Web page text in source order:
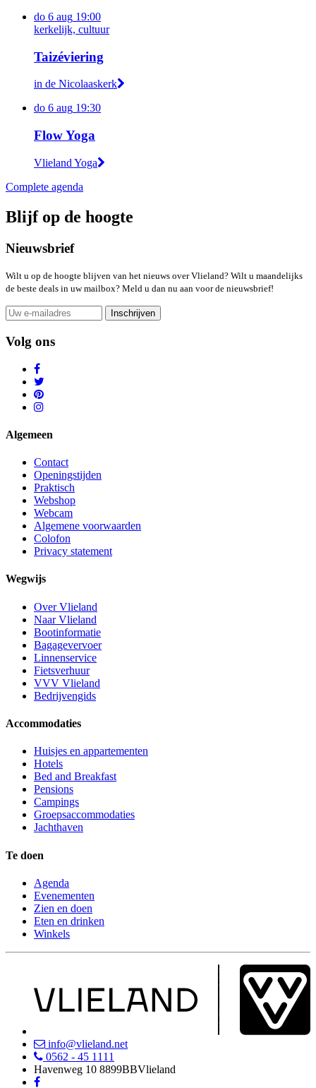
do 6 aug 19:00
kerkelijk, cultuur
Taizéviering
in de Nicolaaskerk
do 6 aug 19:30
Flow Yoga
Vlieland Yoga
Complete agenda
Blijf op de hoogte
Nieuwsbrief
Wilt u op de hoogte blijven van het nieuws over Vlieland? Wilt u maandelijks
de beste deals in uw mailbox? Meld u dan nu aan voor de nieuwsbrief!
Inschrijven
Volg ons
Algemeen
Contact
Openingstijden
Praktisch
Webshop
Webcam
Algemene voorwaarden
Colofon
Privacy statement
Wegwijs
Over Vlieland
Naar Vlieland
Bootinformatie
Bagagevervoer
Linnenservice
Fietsverhuur
VVV Vlieland
Bedrijvengids
Accommodaties
Huisjes en appartementen
Hotels
Bed and Breakfast
Pensions
Campings
Groepsaccommodaties
Jachthaven
Te doen
Agenda
Evenementen
Zien en doen
Eten en drinken
Winkels
info@vlieland.net
0562 - 45 1111
Havenweg 10 8899BBVlieland